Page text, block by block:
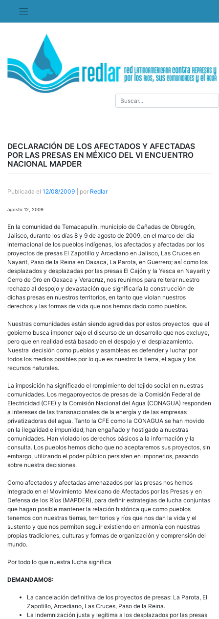
contenido
DECLARACIÓN DE LOS AFECTADOS Y AFECTADAS
POR LAS PRESAS EN MÉXICO DEL VI ENCUENTRO
NACIONAL MAPDER
Publicada el 12/08/2009 por Redlar
agosto 12, 2009
En la comunidad de Temacapulín, municipio de Cañadas de Obregón,
Jalisco, durante los días 8 y 9 de agosto de 2009, en el marco del día
internacional de los pueblos indígenas, los afectados y afectadas por los
proyectos de presas El Zapotillo y Arcediano en Jalisco, Las Cruces en
Nayarit, Paso de la Reina en Oaxaca, La Parota, en Guerrero; así como los
desplazados y desplazadas por las presas El Cajón y la Yesca en Nayarit y
Cerro de Oro en Oaxaca y Veracruz, nos reunimos para reiterar nuestro
rechazo al despojo y devastación que significaría la construcción de
dichas presas en nuestros territorios, en tanto que violan nuestros
derechos y las formas de vida que nos hemos dado como pueblos.
Nuestras comunidades están siendo agredidas por estos proyectos que el
gobierno busca imponer bajo el discurso de un desarrollo que nos excluye,
pero que en realidad está basado en el despojo y el desplazamiento.
Nuestra decisión como pueblos y asambleas es defender y luchar por
todos los medios posibles por lo que es nuestro: la tierra, el agua y los
recursos naturales.
La imposición ha significado el rompimiento del tejido social en nuestras
comunidades. Los megaproyectos de presas de la Comisión Federal de
Electricidad (CFE) y la Comisión Nacional del Agua (CONAGUA) responden
a intereses de las transnacionales de la energía y de las empresas
privatizadoras del agua. Tanto la CFE como la CONAGUA se han movido
en la ilegalidad e impunidad; han engañado y hostigado a nuestras
comunidades. Han violado los derechos básicos a la información y la
consulta. Los pueblos hemos dicho que no aceptaremos sus proyectos, sin
embargo, utilizando el poder público persisten en imponerlos, pasando
sobre nuestra decisiones.
Como afectados y afectadas amenazados por las presas nos hemos
integrado en el Movimiento Mexicano de Afectados por las Presas y en
Defensa de los Ríos (MAPDER), para definir estrategias de lucha conjuntas
que hagan posible mantener la relación histórica que como pueblos
tenemos con nuestras tierras, territorios y ríos que nos dan la vida y el
sustento y que nos permiten seguir existiendo en armonía con nuestras
propias tradiciones, culturas y formas de organización y comprensión del
mundo.
Por todo lo que nuestra lucha significa
DEMANDAMOS:
La cancelación definitiva de los proyectos de presas: La Parota, El
Zapotillo, Arcediano, Las Cruces, Paso de la Reina.
La indemnización justa y legítima a los desplazados por las presas